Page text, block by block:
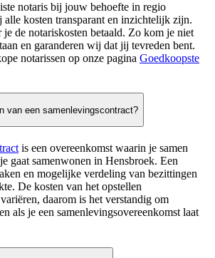
notaris bij jouw behoefte in regio
alle kosten transparant en inzichtelijk zijn.
de notariskosten betaald. Zo kom je niet
en garanderen wij dat jij tevreden bent.
notarissen op onze pagina Goedkoopste
van een samenlevingscontract?
is een overeenkomst waarin je samen
gaat samenwonen in Hensbroek. Een
en mogelijke verdeling van bezittingen
De kosten van het opstellen
daarom is het verstandig om
als je een samenlevingsovereenkomst laat